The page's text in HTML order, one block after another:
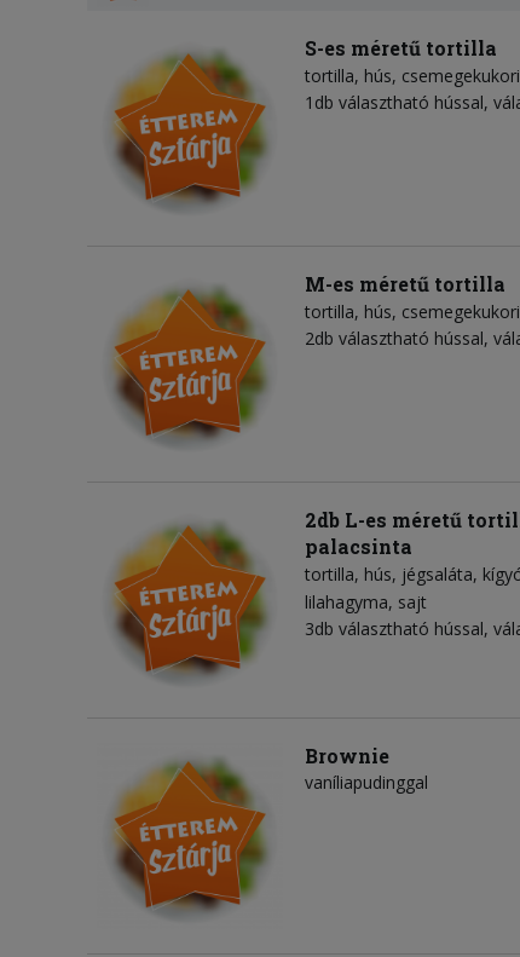
S-es méretű tortilla
tortilla hús
1db választható hússal,
M-es méretű tortilla
tortilla hús
2db választható hússal,
2db L-es méretű
palacsinta
tortilla hús jégsaláta
lilahagyma sajt
3db választható hússal,
Brownie
vaníliapudinggal